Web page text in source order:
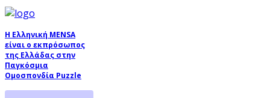
Η Ελληνική MENSA
είναι ο εκπρόσωπος
της Ελλάδας στην
Παγκόσμια
Ομοσπονδία Puzzle